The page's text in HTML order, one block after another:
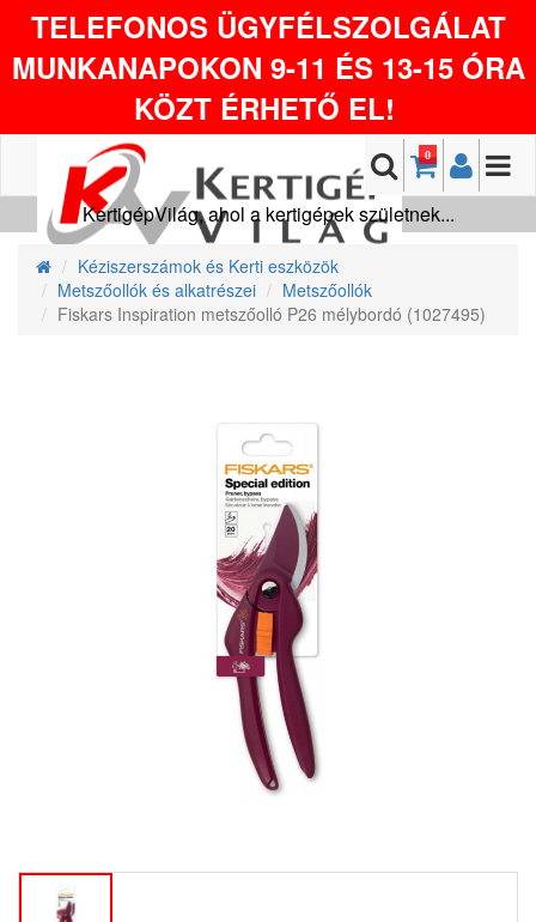
TELEFONOS ÜGYFÉLSZOLGÁLAT
MUNKANAPOKON 9-11 ÉS 13-15 ÓRA
KÖZT ÉRHETŐ EL!
0
KertigépVilág, ahol a kertigépek születnek...
Kéziszerszámok és Kerti eszközök
Metszőollók és alkatrészei
Metszőollók
Fiskars Inspiration metszőolló P26 mélybordó (1027495)